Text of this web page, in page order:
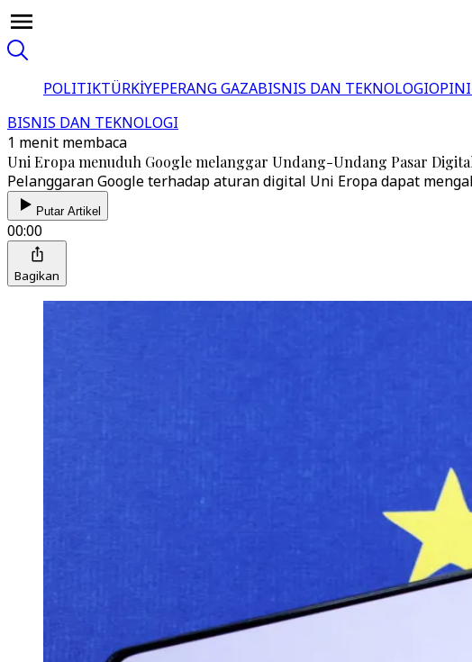
POLITIKTÜRKİYEPERANG GAZABISNIS DAN TEKNOLOGIOPINI
BISNIS DAN TEKNOLOGI
1 menit membaca
Uni Eropa menuduh Google melanggar Undang-Undang Pasar
Pelanggaran Google terhadap aturan digital Uni Eropa dapat
Putar Artikel
00:00
Bagikan